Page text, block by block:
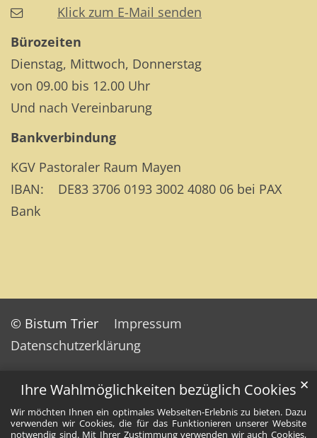
Ihre Wahlmöglichkeiten bezüglich Cookies
Wir möchten Ihnen ein optimales Webseiten-Erlebnis zu bieten. Dazu
verwenden wir Cookies, die für das Funktionieren unserer Website
notwendig sind. Mit Ihrer Zustimmung verwenden wir auch Cookies,
✕
Klick zum E-Mail senden
Bürozeiten
Dienstag, Mittwoch, Donnerstag
von 09.00 bis 12.00 Uhr
Und nach Vereinbarung
Bankverbindung
KGV Pastoraler Raum Mayen
IBAN: DE83 3706 0193 3002 4080 06 bei PAX
Bank
© Bistum Trier
Impressum
Datenschutzerklärung